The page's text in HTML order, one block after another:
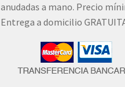
anudadas a mano. Precio
Entrega a domicilio